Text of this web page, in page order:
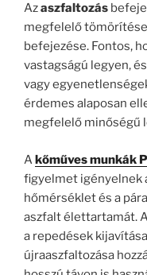
Azaszfaltozás
megfelelő
befejezése. Fontos,
vastagságú legyen,
vagy
érdemes alaposan
megfelelő minőségű
Akőműves munkák
figyelmet igényelnek
hőmérséklet és a
aszfalt élettartamát.
a repedések
újraaszfaltozása